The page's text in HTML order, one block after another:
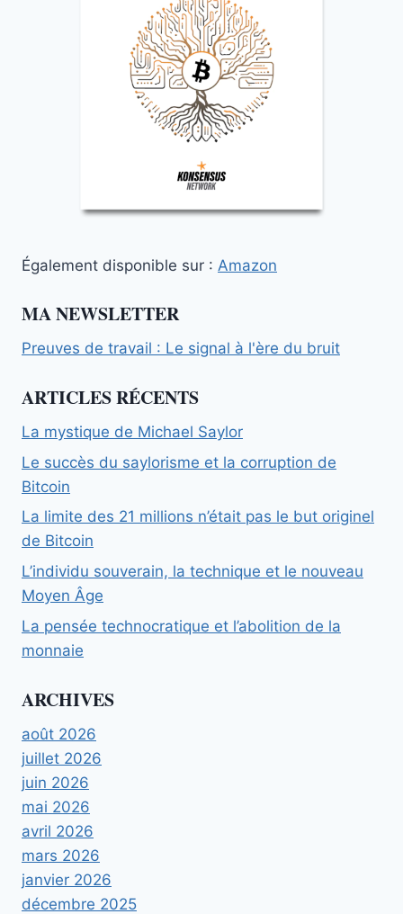
Également disponible sur : Amazon
MA NEWSLETTER
Preuves de travail : Le signal à l'ère du bruit
ARTICLES RÉCENTS
La mystique de Michael Saylor
Le succès du saylorisme et la corruption de
Bitcoin
La limite des 21 millions n’était pas le but originel
de Bitcoin
L’individu souverain, la technique et le nouveau
Moyen Âge
La pensée technocratique et l’abolition de la
monnaie
ARCHIVES
août 2026
juillet 2026
juin 2026
mai 2026
avril 2026
mars 2026
janvier 2026
décembre 2025